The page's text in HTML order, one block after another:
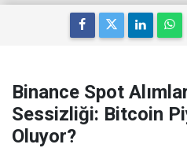
Binance Spot
Sessizliği: Bitcoin
Oluyor?